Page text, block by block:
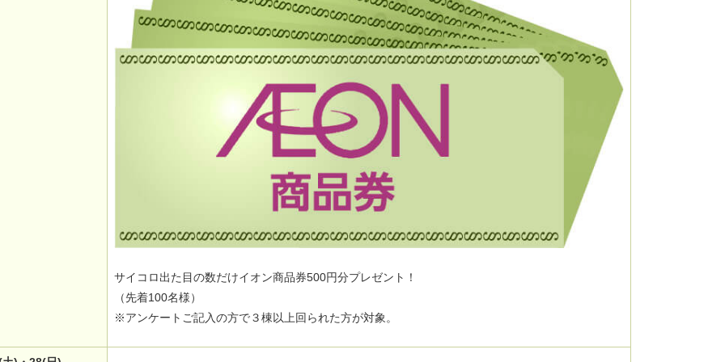
サイコロ出た目の数だけイオン商品券500円分プレゼント！
（先着100名様）
※アンケートご記入の方で３棟以上回られた方が対象。